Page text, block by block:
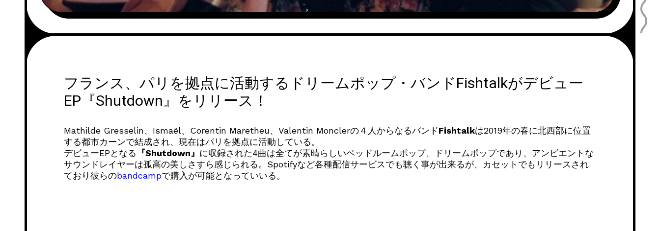
フランス、パリを拠点に活動するドリームポップ・バンドFishtalkがデビュー
EP『Shutdown』をリリース！
Mathilde Gresselin、Ismaël、Corentin Maretheu、Valentin Monclerの４人からなるバンドFishtalkは2019年の春に北西部に位置
する都市カーンで結成され、現在はパリを拠点に活動している。
デビューEPとなる 『Shutdown』 に収録された4曲は全てが素晴らしいベッドルームポップ、ドリームポップであり、アンビエントな
サウンドレイヤーは孤高の美しさすら感じられる。Spotifyなど各種配信サービスでも聴く事が出来るが、カセットでもリリースされ
ており彼らのbandcampで購入が可能となっていいる。